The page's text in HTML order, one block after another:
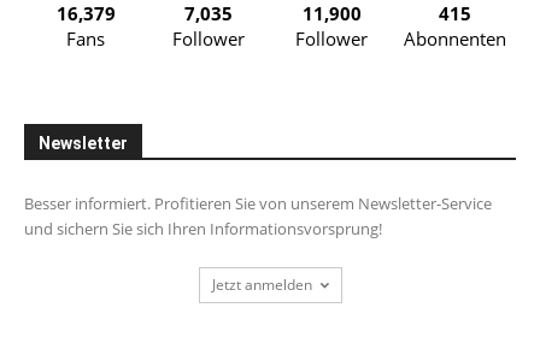
16,379
Fans
7,035
Follower
11,900
Follower
415
Abonnenten
Newsletter
Besser informiert. Profitieren Sie von unserem Newsletter-Service
und sichern Sie sich Ihren Informationsvorsprung!
Jetzt anmelden